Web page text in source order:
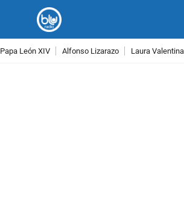
Papa León XIV Alfonso Lizarazo Laura